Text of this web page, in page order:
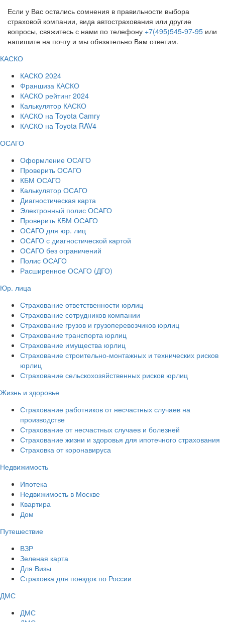
Если у Вас остались сомнения в правильности выбора
страховой компании, вида автострахования или другие
вопросы, свяжитесь с нами по телефону +7(495)545-97-95 или
напишите на почту и мы обязательно Вам ответим.
КАСКО
КАСКО 2024
Франшиза КАСКО
КАСКО рейтинг 2024
Калькулятор КАСКО
КАСКО на Toyota Camry
КАСКО на Toyota RAV4
ОСАГО
Оформление ОСАГО
Проверить ОСАГО
КБМ ОСАГО
Калькулятор ОСАГО
Диагностическая карта
Электронный полис ОСАГО
Проверить КБМ ОСАГО
ОСАГО для юр. лиц
ОСАГО с диагностической картой
ОСАГО без ограничений
Полис ОСАГО
Расширенное ОСАГО (ДГО)
Юр. лица
Страхование ответственности юрлиц
Страхование сотрудников компании
Страхование грузов и грузоперевозчиков юрлиц
Страхование транспорта юрлиц
Страхование имущества юрлиц
Страхование строительно-монтажных и технических рисков
юрлиц
Страхование сельскохозяйственных рисков юрлиц
Жизнь и здоровье
Страхование работников от несчастных случаев на
производстве
Страхование от несчастных случаев и болезней
Страхование жизни и здоровья для ипотечного страхования
Страховка от коронавируса
Недвижимость
Ипотека
Недвижимость в Москве
Квартира
Дом
Путешествие
ВЗР
Зеленая карта
Для Визы
Страховка для поездок по России
ДМС
ДМС